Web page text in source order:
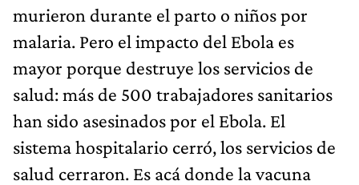
murieron durante el parto o niños por
malaria. Pero el impacto del Ebola es
mayor porque destruye los servicios de
salud: más de 500 trabajadores sanitarios
han sido asesinados por el Ebola. El
sistema hospitalario cerró, los servicios de
salud cerraron. Es acá donde la vacuna